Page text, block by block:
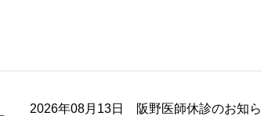
2026年08月13日 阪野医師休診のお知ら